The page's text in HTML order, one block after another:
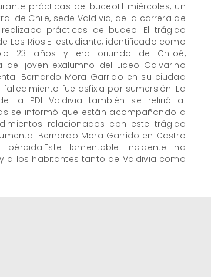
prácticas de buceoEl miércoles, un
de Chile, sede Valdivia, de la carrera de
prácticas de buceo. El trágico
Los Ríos.El estudiante, identificado como
23 años y era oriundo de Chiloé,
joven exalumno del Liceo Galvarino
Bernardo Mora Garrido en su ciudad
fue asfixia por sumersión. La
la PDI Valdivia también se refirió al
se informó que están acompañando a
relacionados con este trágico
Bernardo Mora Garrido en Castro
lamentable incidente ha
a los habitantes tanto de Valdivia como